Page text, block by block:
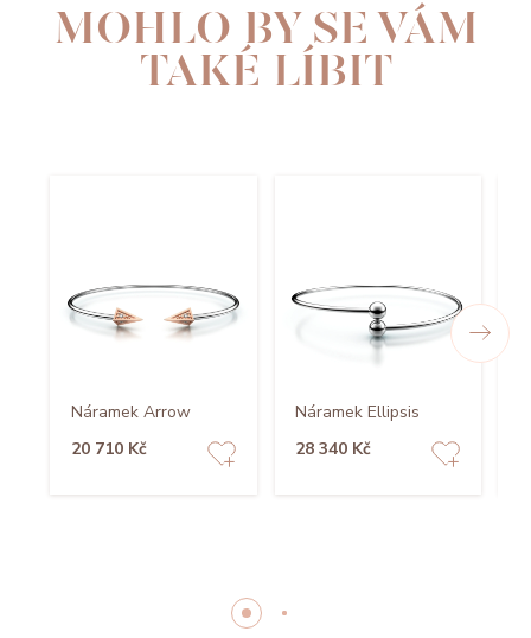
MOHLO BY SE VÁM
TAKÉ LÍBIT
Náramek Arrow
20 710 Kč
Náramek Ellipsis
28 340 Kč